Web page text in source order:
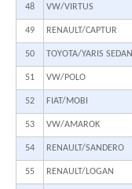
48 VW/VIRTUS
49 RENAULT/CAPTUR
50 TOYOTA/YARIS SEDAN
51 VW/POLO
52 FIAT/MOBI
53 VW/AMAROK
54 RENAULT/SANDERO
55 RENAULT/LOGAN